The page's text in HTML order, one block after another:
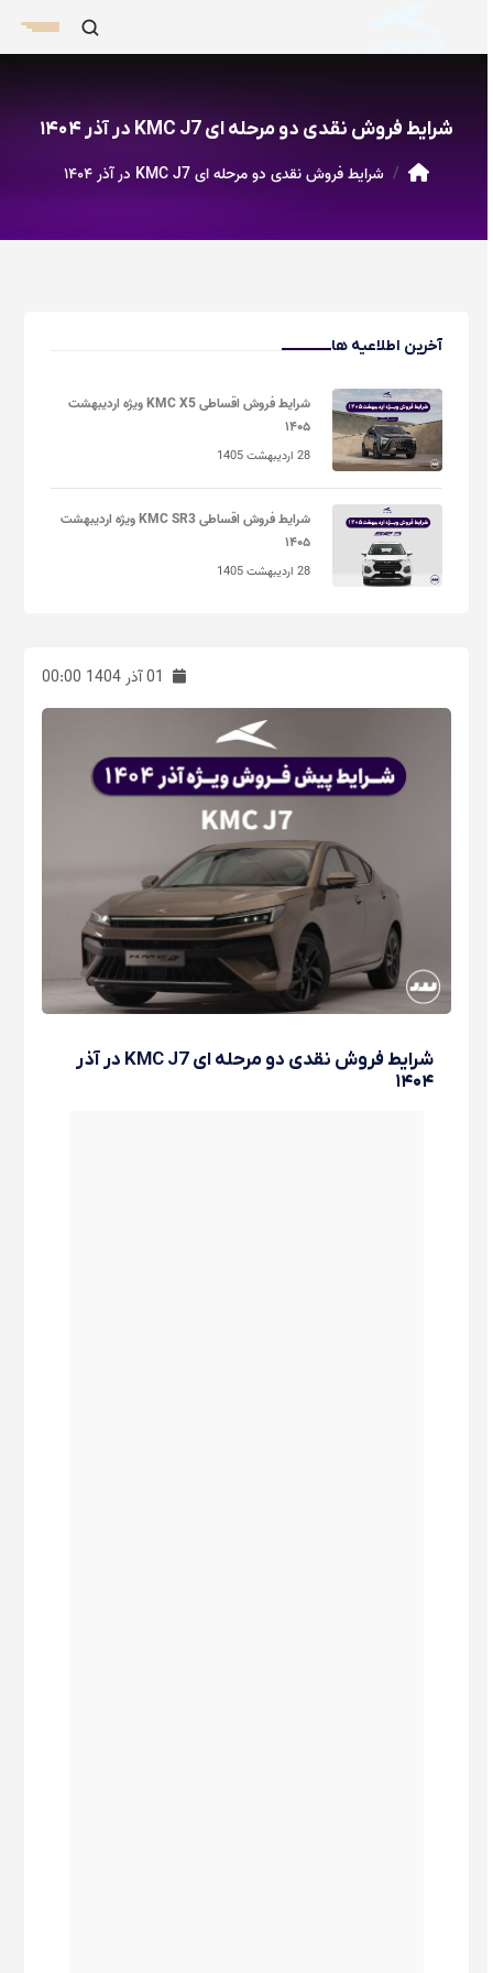
شرایط فروش نقدی دو مرحله ای KMC J7 در آذر ۱۴۰۴
شرایط فروش نقدی دو مرحله ای KMC J7 در آذر ۱۴۰۴
آخرین اطلاعیه ها
شرایط فروش اقساطی KMC X5 ویژه اردیبهشت
۱۴۰۵
28 اردیبهشت 1405
شرایط فروش اقساطی KMC SR3 ویژه اردیبهشت
۱۴۰۵
28 اردیبهشت 1405
شرایط فروش نقدی دو مرحله ای KMC J7 در آذر
۱۴۰۴